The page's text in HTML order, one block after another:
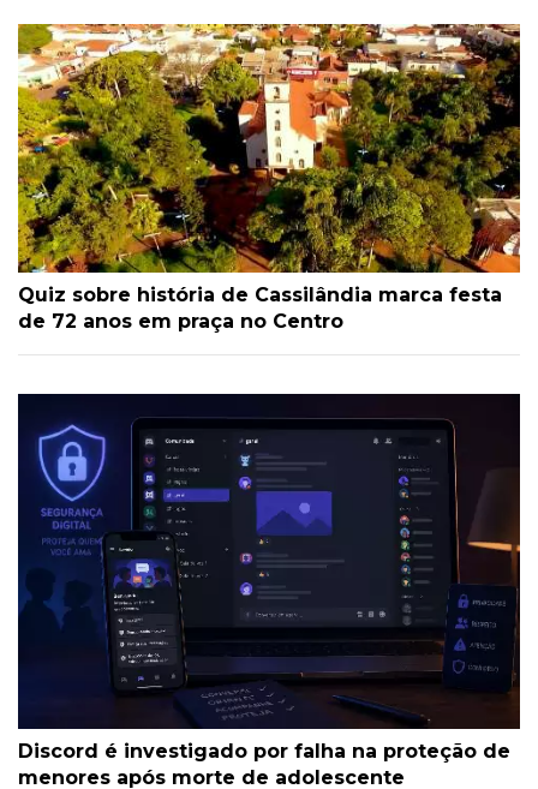
Quiz sobre história de Cassilândia marca festa
de 72 anos em praça no Centro
Discord é investigado por falha na proteção de
menores após morte de adolescente